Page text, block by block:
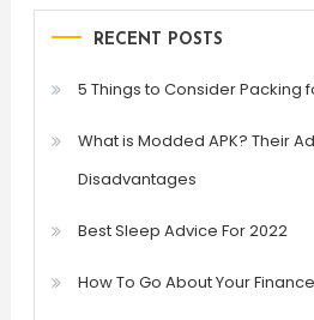
RECENT POSTS
5 Things to Consider Packing
What is Modded APK? Their
Disadvantages
Best Sleep Advice For 2022
How To Go About Your